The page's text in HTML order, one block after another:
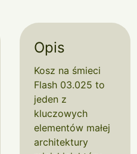
Opis
Kosz na śmieci
Flash 03.025 to
jeden z
kluczowych
elementów małej
architektury